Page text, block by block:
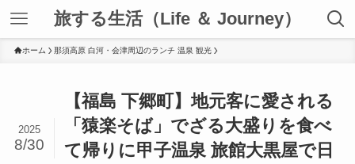
旅する生活（Life ＆ Journey）
ホーム 那須高原 白河・会津周辺のランチ 温泉 観光
【福島 下郷町】地元客に愛される
「猿楽そば」でざる大盛りを食べ
て帰りに甲子温泉 旅館大黒屋で日
2025
8/30